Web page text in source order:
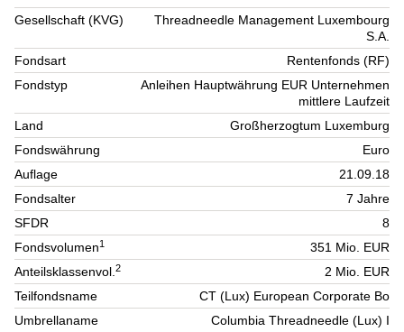
Gesellschaft (KVG)
Threadneedle Management Luxembourg
S.A.
Fondsart
Rentenfonds (RF)
Fondstyp
Anleihen Hauptwährung EUR Unternehmen
mittlere Laufzeit
Land
Großherzogtum Luxemburg
Fondswährung
Euro
Auflage
21.09.18
Fondsalter
7 Jahre
SFDR
8
Fondsvolumen1
351 Mio. EUR
Anteilsklassenvol.2
2 Mio. EUR
Teilfondsname
CT (Lux) European Corporate Bo
Umbrellaname
Columbia Threadneedle (Lux) I